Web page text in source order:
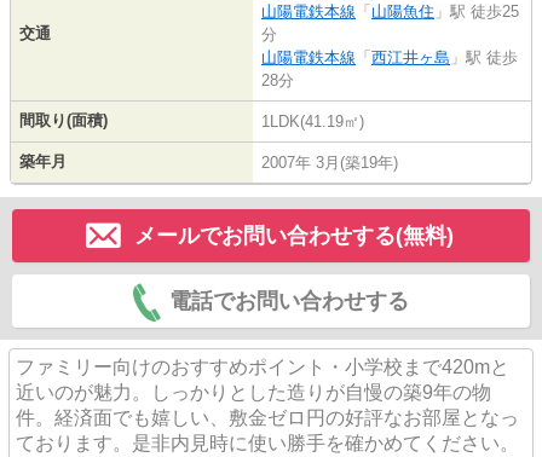
交通
山陽電鉄本線 「 山陽魚住 」駅 徒歩25
分
山陽電鉄本線 「 西江井ヶ島 」駅 徒歩
28分
間取り(面積) 1LDK(41.19㎡)
築年月 2007年 3月(築19年)
メールでお問い合わせする(無料)
電話でお問い合わせする
ファミリー向けのおすすめポイント・小学校まで420mと
近いのが魅力。しっかりとした造りが自慢の築9年の物
件。経済面でも嬉しい、敷金ゼロ円の好評なお部屋となっ
ております。是非内見時に使い勝手を確かめてください。